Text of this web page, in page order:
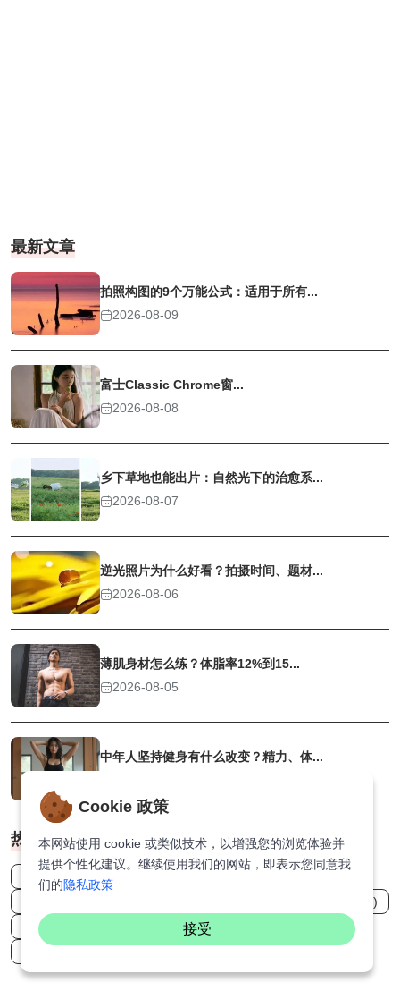
最新文章
拍照构图的9个万能公式：适用于所有...
2026-08-09
富士Classic Chrome窗...
2026-08-08
乡下草地也能出片：自然光下的治愈系...
2026-08-07
逆光照片为什么好看？拍摄时间、题材...
2026-08-06
薄肌身材怎么练？体脂率12%到15...
2026-08-05
中年人坚持健身有什么改变？精力、体...
热门标签
文艺范 (1) 米其林 (1)
宝可梦 (1)
家庭剧 (1)
圣诞拍照 (1)
西班牙电影 (1)
Cookie 政策
本网站使用 cookie 或类似技术，以增强您的浏览体验并
提供个性化建议。继续使用我们的网站，即表示您同意我
们的隐私政策
接受